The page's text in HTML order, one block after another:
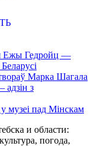
Ежы Гедройц —
Марка Шагала
адзін з
музеі пад Мінскам
и области:
погода,